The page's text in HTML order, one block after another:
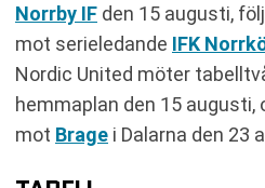
Norrby IF den 15 augusti,
mot serieledande IFK
Nordic United möter
hemmaplan den 15 augusti,
mot Brage i Dalarna den 23